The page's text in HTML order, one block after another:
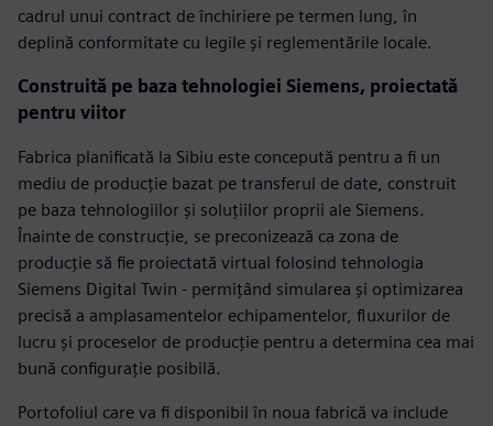
cadrul unui contract de închiriere pe termen lung, în
deplină conformitate cu legile și reglementările locale.
Construită pe baza tehnologiei Siemens, proiectată
pentru viitor
Fabrica planificată la Sibiu este concepută pentru a fi un
mediu de producție bazat pe transferul de date, construit
pe baza tehnologiilor și soluțiilor proprii ale Siemens.
Înainte de construcție, se preconizează ca zona de
producție să fie proiectată virtual folosind tehnologia
Siemens Digital Twin - permițând simularea și optimizarea
precisă a amplasamentelor echipamentelor, fluxurilor de
lucru și proceselor de producție pentru a determina cea mai
bună configurație posibilă.
Portofoliul care va fi disponibil în noua fabrică va include